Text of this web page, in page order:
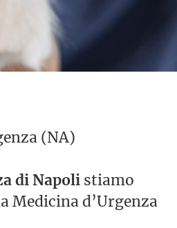
(NA)
di Napoli stiamo
Medicina d’Urgenza